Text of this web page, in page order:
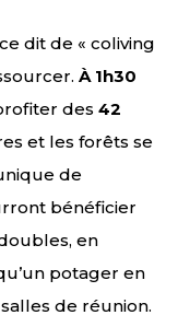
dit de « coliving
À 1h30
des 42
et les forêts se
de
bénéficier
en
potager en
de réunion.